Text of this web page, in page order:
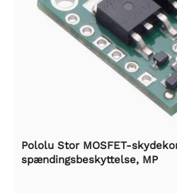
Pololu Stor MOSFET-
spændingsbeskyttelse, MP